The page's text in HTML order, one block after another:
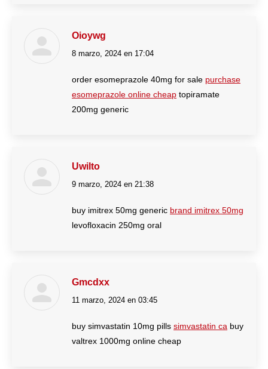
Oioywg
dice:
8 marzo, 2024 en 17:04
order esomeprazole 40mg for sale purchase
esomeprazole online cheap topiramate
200mg generic
Uwilto
dice:
9 marzo, 2024 en 21:38
buy imitrex 50mg generic brand imitrex 50mg
levofloxacin 250mg oral
Gmcdxx
dice:
11 marzo, 2024 en 03:45
buy simvastatin 10mg pills simvastatin ca buy
valtrex 1000mg online cheap